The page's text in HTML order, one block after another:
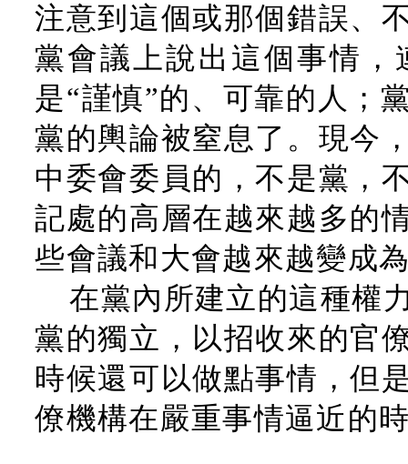
注意到這個或那個錯誤、
黨會議上說出這個事情
是“謹慎”的、可靠的人；
黨的輿論被窒息了。現今
中委會委員的，不是黨，
記處的高層在越來越多的
些會議和大會越來越變成
在黨內所建立的這種權
黨的獨立，以招收來的官
時候還可以做點事情，但
僚機構在嚴重事情逼近的